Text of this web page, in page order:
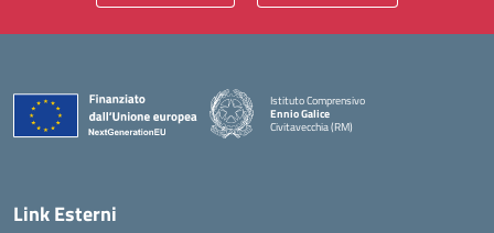
Istituto Comprensivo
Ennio Galice
Civitavecchia (RM)
Link Esterni